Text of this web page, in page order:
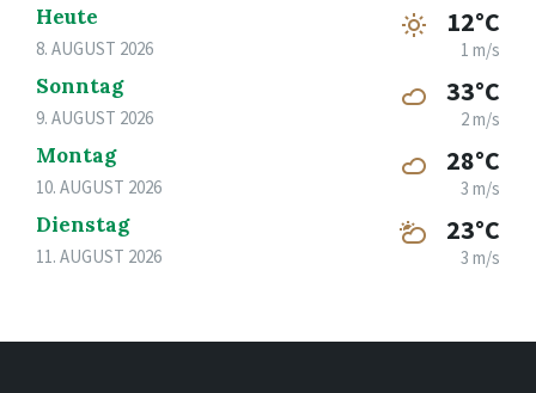
Heute
8. AUGUST 2026
12°C
1 m/s
Sonntag
9. AUGUST 2026
33°C
2 m/s
Montag
10. AUGUST 2026
28°C
3 m/s
Dienstag
11. AUGUST 2026
23°C
3 m/s